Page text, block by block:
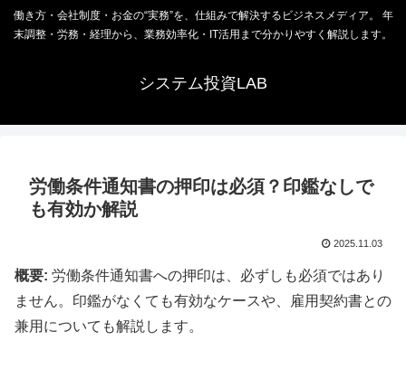
働き方・会社制度・お金の“実務”を、仕組みで解決するビジネスメディア。 年
末調整・労務・経理から、業務効率化・IT活用まで分かりやすく解説します。
システム投資LAB
労働条件通知書の押印は必須？印鑑なしで
も有効か解説
2025.11.03
概要: 労働条件通知書への押印は、必ずしも必須ではあり
ません。印鑑がなくても有効なケースや、雇用契約書との
兼用についても解説します。